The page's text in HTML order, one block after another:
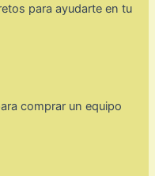
para ayudarte en tu